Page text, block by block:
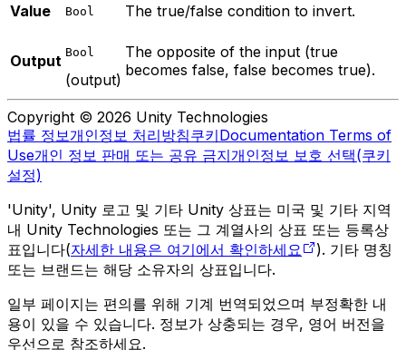
Value Bool The true/false condition to invert.
Output Bool
(output)
The opposite of the input (true
becomes false, false becomes true).
Copyright © 2026 Unity Technologies
법률 정보개인정보 처리방침쿠키Documentation Terms of
Use개인 정보 판매 또는 공유 금지개인정보 보호 선택(쿠키
설정)
'Unity', Unity 로고 및 기타 Unity 상표는 미국 및 기타 지역
내 Unity Technologies 또는 그 계열사의 상표 또는 등록상
표입니다(자세한 내용은 여기에서 확인하세요
). 기타 명칭
또는 브랜드는 해당 소유자의 상표입니다.
일부 페이지는 편의를 위해 기계 번역되었으며 부정확한 내
용이 있을 수 있습니다. 정보가 상충되는 경우, 영어 버전을
우선으로 참조하세요.